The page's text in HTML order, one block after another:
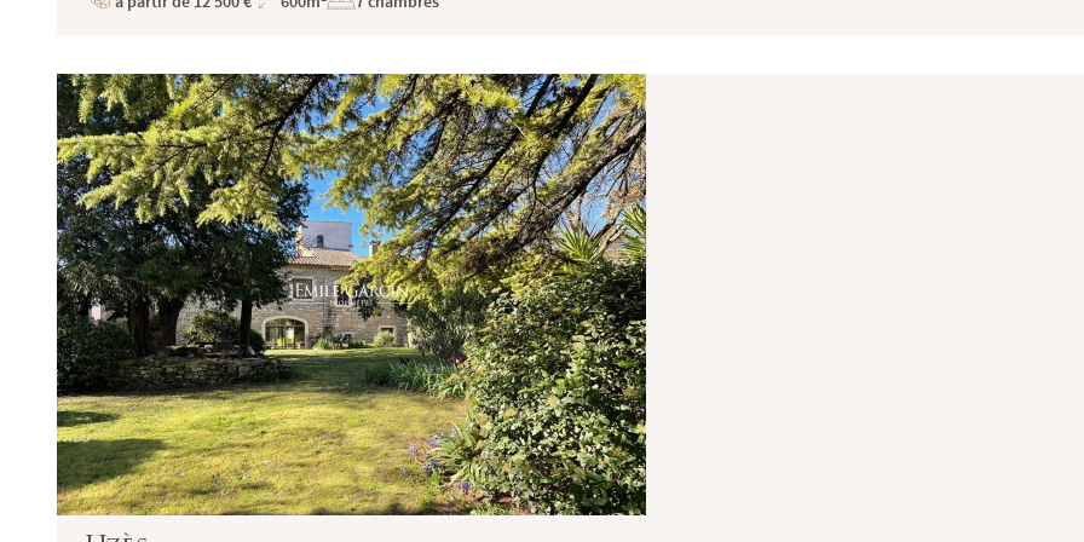
Prix Superficie
Numéro individuel d'assujettissement à la TVA : FR 48 483 630 372
Réglementation :
Loi n° 70-9 du 2 janvier 1970 – Décret n° 2005-1315 du 21 octobre 2005 modifiant le décret n° 72-678 du
SARL EMILE GARCIN PROVENCE, titulaire de la carte professionnelle de Transactions sur immeubles et
235 délivrée par la C.C.I. du Pays d’Arles.
Adhérent au Syndicat National des Professionnels Immobiliers (S.N.P.I.).
Garantie financière auprès de Q.B.E Europe SA/NV - Tour CBX - 1 Passerelle des Reflets - 92913 Paris La
Honoraires de négociation : 6 % TTC (5 % + TVA 20 %) du prix de vente à la charge du vendeur et 3,60 %
charge de l'acquéreur (sauf conventions particulières).
Le médiateur compétent en cas de litige est :MEDIMMOCONSO
direct au formulaire de réclamation en ligne :https://recevabilite-mediations.medimmoconso.fr